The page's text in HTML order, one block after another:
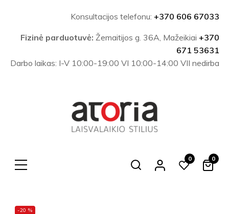
Konsultacijos telefonu: +370 606 67033
Fizinė parduotuvė: Žemaitijos g. 36A, Mažeikiai +370
671 53631
Darbo laikas: I-V 10:00-19:00 VI 10:00-14:00 VII nedirba
Search
0 0
-20 %